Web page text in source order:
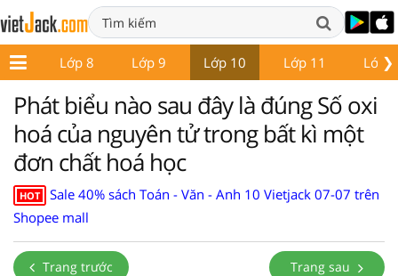
❯
7 Lớp 8 Lớp 9 Lớp 10 Lớp 11 Lớp
Phát biểu nào sau đây là đúng Số oxi
hoá của nguyên tử trong bất kì một
đơn chất hoá học
HOT
Sale 40% sách Toán - Văn - Anh 10 Vietjack 07-07 trên
Shopee mall
Trang trước Trang sau